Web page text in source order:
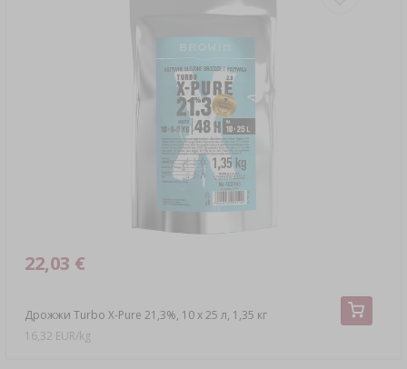
Дрожжи Turbo X-Pure 21,3%, 10 x 25 л, 1,35 кг
22,03 €
16,32 EUR/kg